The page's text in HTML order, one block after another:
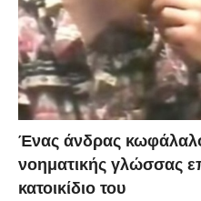
Ένας άνδρας
νοηματικής γλώσσας
κατοικίδιο του